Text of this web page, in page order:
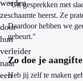
worden
ze
door
hun
verleider
naar
een
“Uit gesprekken met
schaamte heerst. Ze
Daardoor hebben we
gebeurt."
Zo doe je aangifte
Heb jij zelf te maken